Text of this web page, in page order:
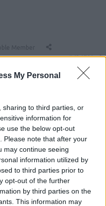
My Personal
sharing to third parties, or
information for
use the below opt-out
Please note that after your
may continue seeing
information utilized by
to third parties prior to
opt-out of the further
by third parties on the
This information may
Member
#634781